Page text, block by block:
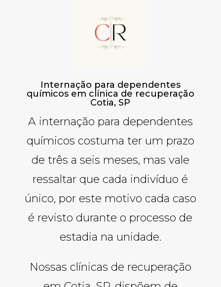
Internação para dependentes
químicos em clínica de recuperação
Cotia, SP
A internação para dependentes
químicos costuma ter um prazo
de três a seis meses, mas vale
ressaltar que cada indivíduo é
único, por este motivo cada caso
é revisto durante o processo de
estadia na unidade.
Nossas clínicas de recuperação